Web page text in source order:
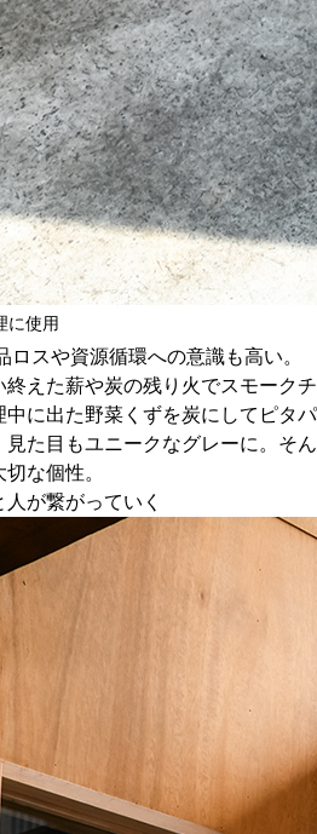
に使用
ロスや資源循環への意識も高い。
えた薪や炭の残り火でスモークチ
に出た野菜くずを炭にしてピタパ
た目もユニークなグレーに。そん
な個性。
が繋がっていく